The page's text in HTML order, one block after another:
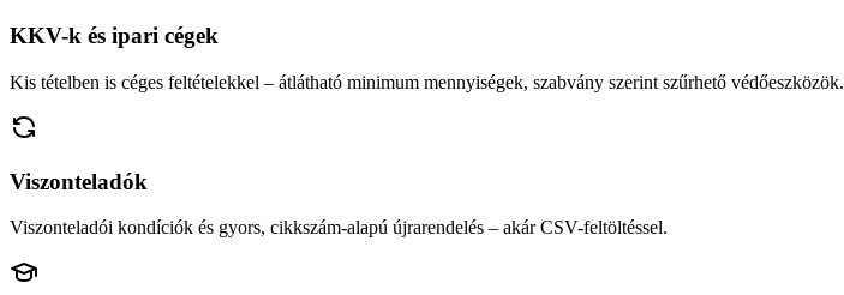
KKV-k és ipari cégek
Kis tételben is céges feltételekkel – átlátható minimum mennyiségek, szabvány szerint szűrhető védőeszközök.
Viszonteladók
Viszonteladói kondíciók és gyors, cikkszám-alapú újrarendelés – akár CSV-feltöltéssel.